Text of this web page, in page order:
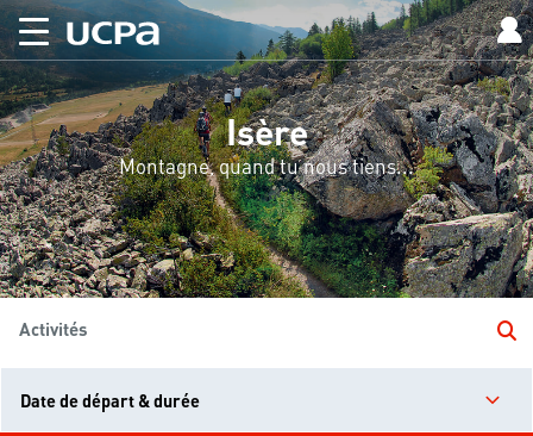
Isère
Montagne, quand tu nous tiens...
Activités
Date de départ & durée